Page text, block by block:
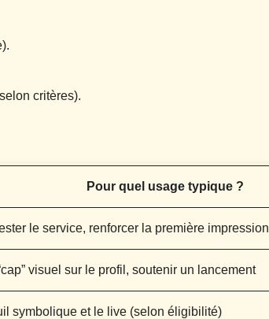
critères).
Pour quel usage typique ?
le service, renforcer la première impression
visuel sur le profil, soutenir un lancement
symbolique et le live (selon éligibilité)